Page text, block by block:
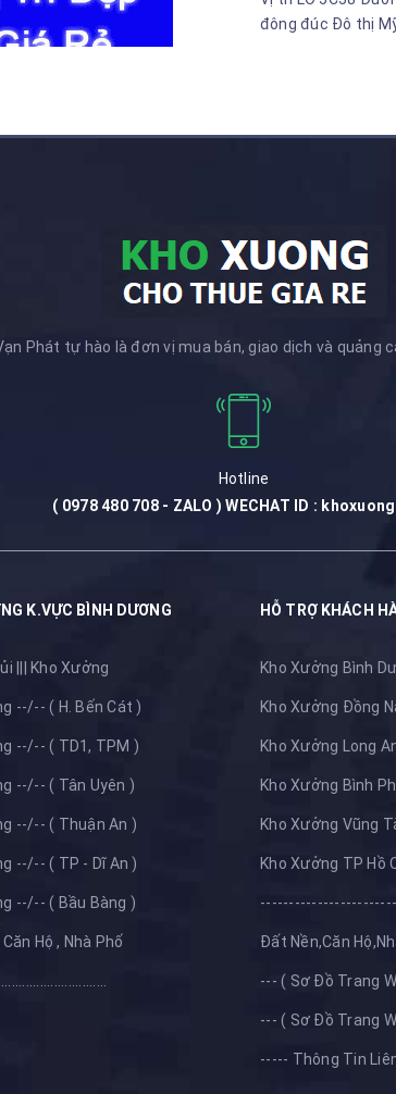
đông đúc Đô thị
Phát tự hào là đơn vị mua bán, giao dịch và quảng
Hotline
( 0978 480 708 - ZALO ) WECHAT ID :
K.VỰC BÌNH DƯƠNG
||| Kho Xưởng
--/-- ( H. Bến Cát )
--/-- ( TD1, TPM )
--/-- ( Tân Uyên )
--/-- ( Thuận An )
--/-- ( TP - Dĩ An )
--/-- ( Bầu Bàng )
Hộ , Nhà Phố
HỖ TRỢ KHÁCH
Kho Xưởng Bình
Kho Xưởng Đồng
Kho Xưởng Long
Kho Xưởng Bình
Kho Xưởng Vũng
Kho Xưởng TP Hồ
Đất Nền,Căn
--- ( Sơ Đồ Trang
--- ( Sơ Đồ Trang
----- Thông Tin